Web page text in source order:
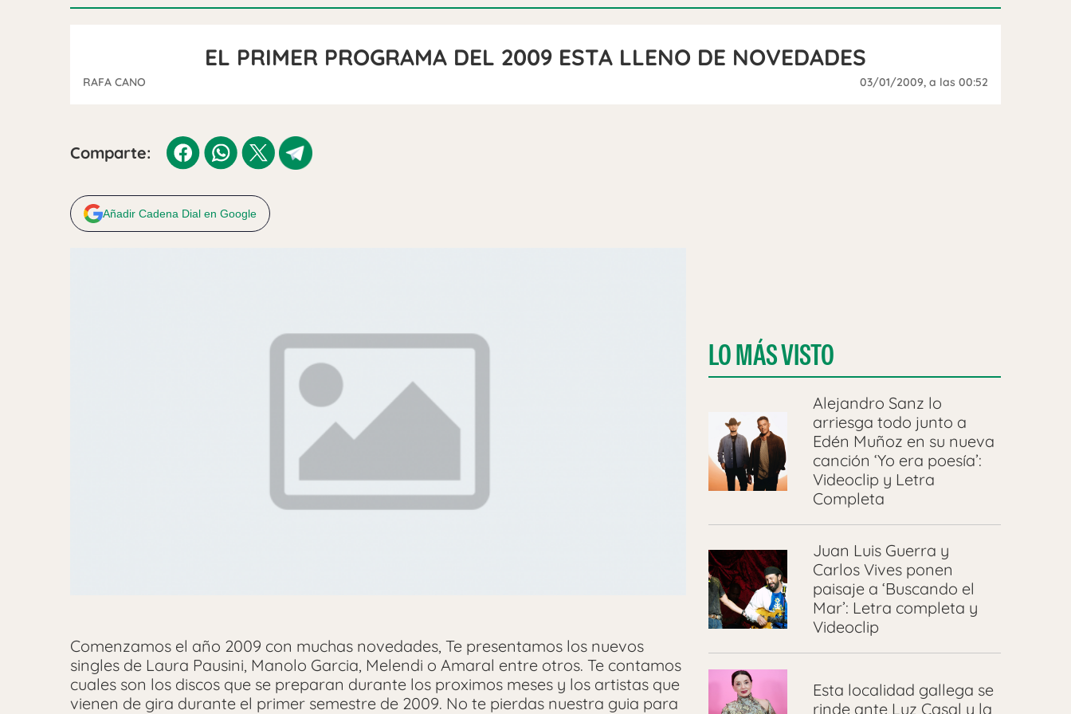
EL PRIMER PROGRAMA DEL 2009 ESTA LLENO DE NOVEDADES
RAFA CANO 03/01/2009, a las 00:52
Comparte:
Añadir Cadena Dial en Google
Comenzamos el año 2009 con muchas novedades, Te presentamos los nuevos
singles de Laura Pausini, Manolo Garcia, Melendi o Amaral entre otros. Te contamos
cuales son los discos que se preparan durante los proximos meses y los artistas que
vienen de gira durante el primer semestre de 2009. No te pierdas nuestra guia para
LO MÁS VISTO
Alejandro Sanz lo
arriesga todo junto a
Edén Muñoz en su nueva
canción ‘Yo era poesía’:
Videoclip y Letra
Completa
Juan Luis Guerra y
Carlos Vives ponen
paisaje a ‘Buscando el
Mar’: Letra completa y
Videoclip
Esta localidad gallega se
rinde ante Luz Casal y la